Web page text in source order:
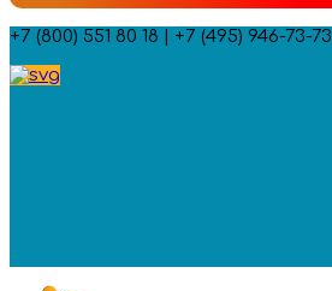
+7 (800) 551 80 18 | +7 (495) 946-73-73